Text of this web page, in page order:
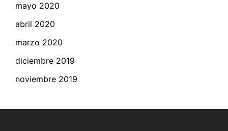
mayo 2020
abril 2020
marzo 2020
diciembre 2019
noviembre 2019